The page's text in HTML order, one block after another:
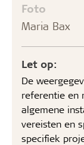
Foto
Maria Bax
Let op:
De
referentie en
algemene
vereisten en
specifiek